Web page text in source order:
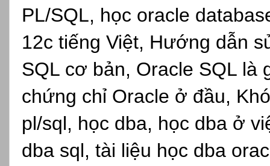
PL/SQL, học oracle
12c tiếng Việt, Hướng dẫn
SQL cơ bản, Oracle SQL là
chứng chỉ Oracle ở đầu,
pl/sql, học dba, học dba ở
dba sql, tài liệu học dba